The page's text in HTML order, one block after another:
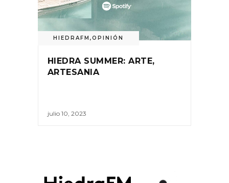
HIEDRAFM ,OPINIÓN
HIEDRA SUMMER: ARTE,
ARTESANIA
julio 10, 2023